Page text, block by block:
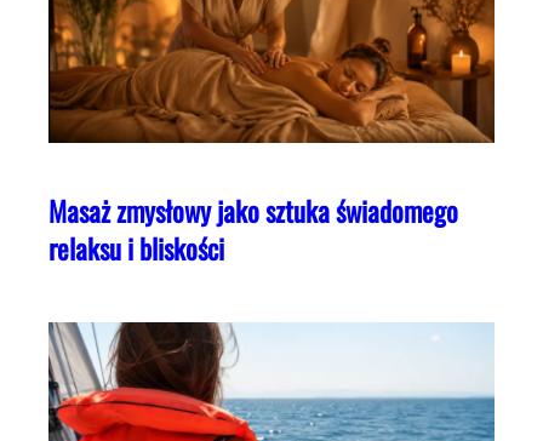
Masaż zmysłowy jako sztuka świadomego
relaksu i bliskości